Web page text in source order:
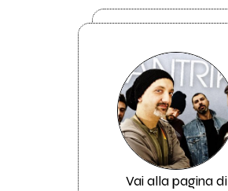
Vai alla pagina di